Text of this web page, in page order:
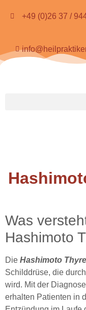
+49 (0)26 37 /
Was
Hashimoto
Die Hashimoto
Schilddrüse, die
wird. Mit der
erhalten Patienten in